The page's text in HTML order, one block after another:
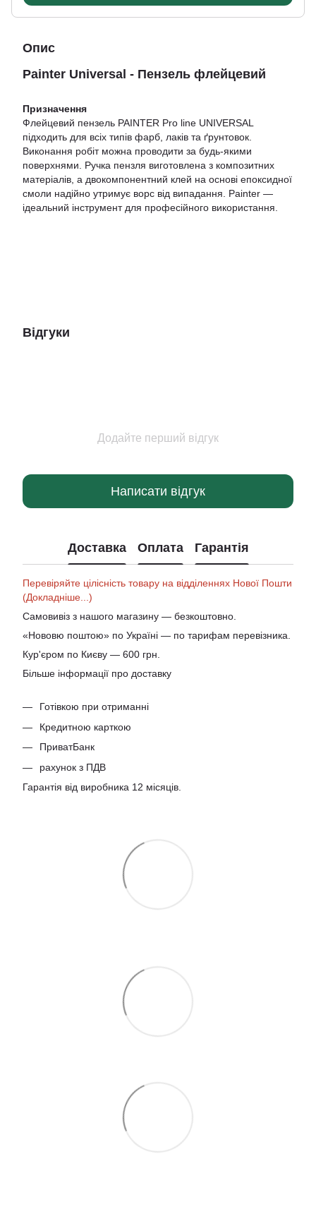
Опис
Painter Universal - Пензель флейцевий
Призначення
Флейцевий пензель PAINTER Pro line UNIVERSAL
підходить для всіх типів фарб, лаків та ґрунтовок.
Виконання робіт можна проводити за будь-якими
поверхнями. Ручка пензля виготовлена з композитних
матеріалів, а двокомпонентний клей на основі епоксидної
смоли надійно утримує ворс від випадання. Painter —
ідеальний інструмент для професійного використання.
Відгуки
Додайте перший відгук
Написати відгук
Доставка Оплата Гарантія
Перевіряйте цілісність товару на відділеннях Нової Пошти
(Докладніше...)
Самовивіз з нашого магазину — безкоштовно.
«Нововю поштою» по Україні — по тарифам перевізника.
Кур'єром по Києву — 600 грн.
Більше інформації про доставку
Готівкою при отриманні
Кредитною карткою
ПриватБанк
рахунок з ПДВ
Гарантія від виробника 12 місяців.